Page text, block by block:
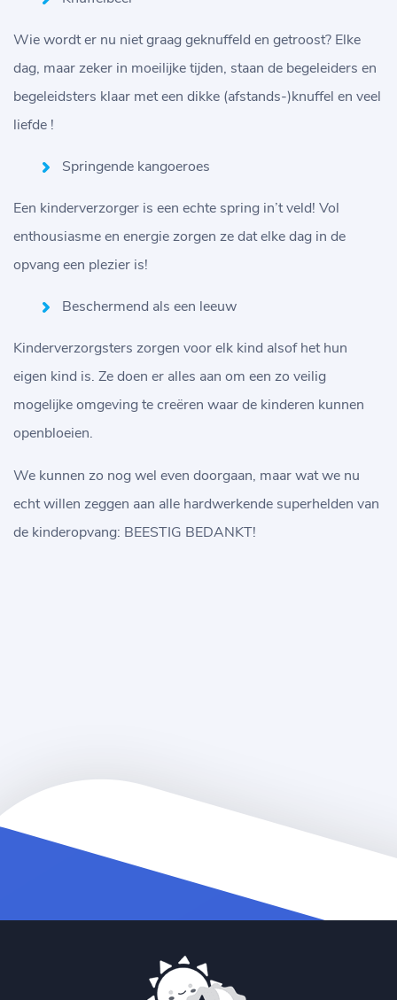
Wie wordt er nu niet graag geknuffeld en getroost? Elke
dag, maar zeker in moeilijke tijden, staan de begeleiders en
begeleidsters klaar met een dikke (afstands-)knuffel en veel
liefde !
Springende kangoeroes
Een kinderverzorger is een echte spring in’t veld! Vol
enthousiasme en energie zorgen ze dat elke dag in de
opvang een plezier is!
Beschermend als een leeuw
Kinderverzorgsters zorgen voor elk kind alsof het hun
eigen kind is. Ze doen er alles aan om een zo veilig
mogelijke omgeving te creëren waar de kinderen kunnen
openbloeien.
We kunnen zo nog wel even doorgaan, maar wat we nu
echt willen zeggen aan alle hardwerkende superhelden van
de kinderopvang: BEESTIG BEDANKT!